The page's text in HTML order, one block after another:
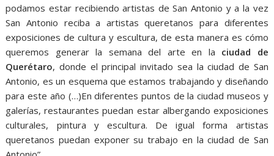
podamos estar recibiendo artistas de San Antonio y a la vez
San Antonio reciba a artistas queretanos para diferentes
exposiciones de cultura y escultura, de esta manera es cómo
queremos generar la semana del arte en la ciudad de
Querétaro, donde el principal invitado sea la ciudad de San
Antonio, es un esquema que estamos trabajando y diseñando
para este año (…)En diferentes puntos de la ciudad museos y
galerías, restaurantes puedan estar albergando exposiciones
culturales, pintura y escultura. De igual forma artistas
queretanos puedan exponer su trabajo en la ciudad de San